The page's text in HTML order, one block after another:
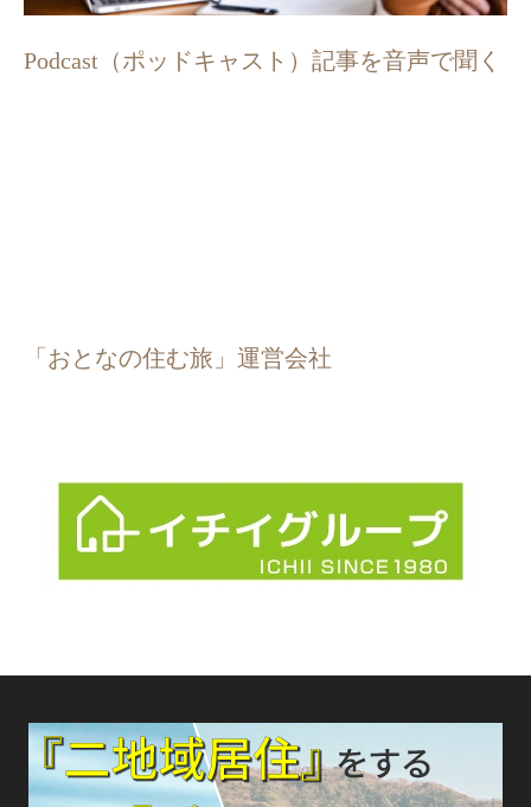
Podcast（ポッドキャスト）記事を音声で聞く
「おとなの住む旅」運営会社